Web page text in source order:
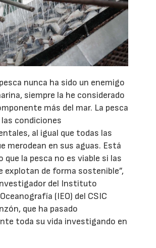
nunca ha sido un enemigo
siempre la he considerado
más del mar. La pesca
las condiciones
al igual que todas las
merodean en sus aguas. Está
que la pesca no es viable si las
explotan de forma sostenible”,
del Instituto
(IEO) del CSIC
que ha pasado
toda su vida investigando en